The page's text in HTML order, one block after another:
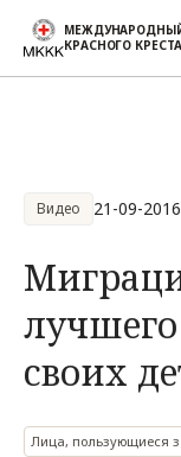
КРАСНОГО КРЕСТА
Видео 21-09-2016
своих
Лица, пользующиеся